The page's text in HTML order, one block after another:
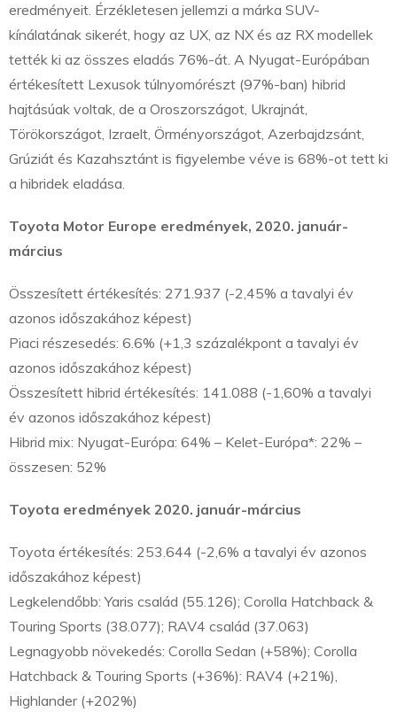
eredményeit. Érzékletesen jellemzi a márka SUV-
kínálatának sikerét, hogy az UX, az NX és az RX modellek
tették ki az összes eladás 76%-át. A Nyugat-Európában
értékesített Lexusok túlnyomórészt (97%-ban) hibrid
hajtásúak voltak, de a Oroszországot, Ukrajnát,
Törökországot, Izraelt, Örményországot, Azerbajdzsánt,
Grúziát és Kazahsztánt is figyelembe véve is 68%-ot tett ki
a hibridek eladása.
Toyota Motor Europe eredmények, 2020. január-
március
Összesített értékesítés: 271.937 (-2,45% a tavalyi év
azonos időszakához képest)
Piaci részesedés: 6.6% (+1,3 százalékpont a tavalyi év
azonos időszakához képest)
Összesített hibrid értékesítés: 141.088 (-1,60% a tavalyi
év azonos időszakához képest)
Hibrid mix: Nyugat-Európa: 64% – Kelet-Európa*: 22% –
összesen: 52%
Toyota eredmények 2020. január-március
Toyota értékesítés: 253.644 (-2,6% a tavalyi év azonos
időszakához képest)
Legkelendőbb: Yaris család (55.126); Corolla Hatchback &
Touring Sports (38.077); RAV4 család (37.063)
Legnagyobb növekedés: Corolla Sedan (+58%); Corolla
Hatchback & Touring Sports (+36%): RAV4 (+21%),
Highlander (+202%)